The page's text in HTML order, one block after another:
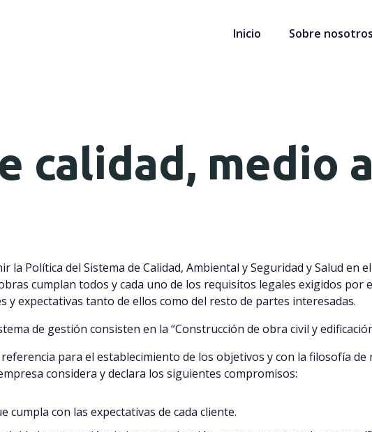
Inicio Sobre nosotros
calidad, medio
la Política del Sistema de Calidad, Ambiental y Seguridad y Salud en
cumplan todos y cada uno de los requisitos legales exigidos por
y expectativas tanto de ellos como del resto de partes interesadas.
de gestión consisten en la “Construcción de obra civil y
para el establecimiento de los objetivos y con la filosofía
considera y declara los siguientes compromisos:
cumpla con las expectativas de cada cliente.